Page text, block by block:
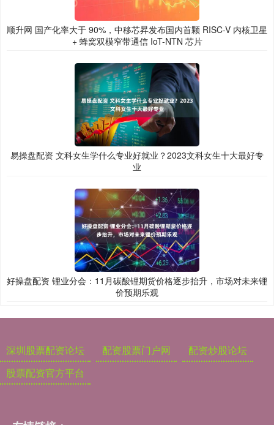
顺升网 国产化率大于 90%，中移芯昇发布国内首颗 RISC-V 内核卫星
+ 蜂窝双模窄带通信 IoT-NTN 芯片
易操盘配资 文科女生学什么专业好就业？2023文科女生十大最好专
业
好操盘配资 锂业分会：11月碳酸锂期货价格逐步抬升，市场对未来锂
价预期乐观
深圳股票配资论坛 配资股票门户网
配资炒股论坛
股票配资官方平台